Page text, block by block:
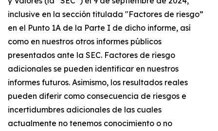
inclusive en la sección titulada "Factores de riesgo”
en el Punto 1A de la Parte I de dicho informe, así
como en nuestros otros informes públicos
presentados ante la SEC. Factores de riesgo
adicionales se pueden identificar en nuestros
informes futuros. Asimismo, los resultados reales
pueden diferir como consecuencia de riesgos e
incertidumbres adicionales de las cuales
actualmente no tenemos conocimiento o no